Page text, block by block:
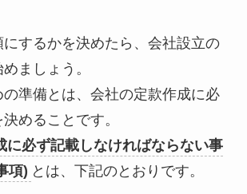
にするかを決めたら、会社設立の
ましょう。
準備とは、会社の定款作成に必
めることです。
に必ず記載しなければならない事
項) とは、下記のとおりです。